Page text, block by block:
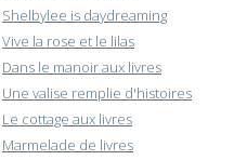
Shelbylee is daydreaming
Vive la rose et le lilas
Dans le manoir aux livres
Une valise remplie d'histoires
Le cottage aux livres
Marmelade de livres